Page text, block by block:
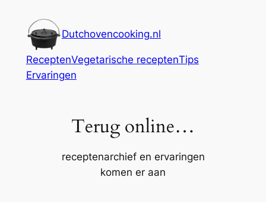
inhoud
Dutchovencooking.nl
ReceptenVegetarische receptenTips
Ervaringen
Terug online…
receptenarchief en ervaringen
komen er aan